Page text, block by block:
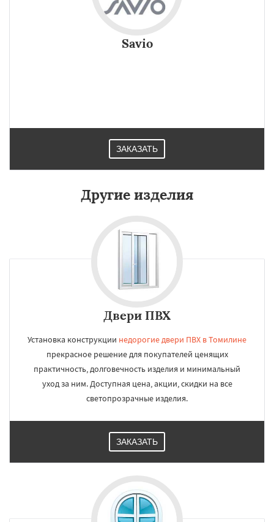
Savio
ЗАКАЗАТЬ
Другие изделия
Двери ПВХ
Установка конструкции недорогие двери ПВХ в Томилине
прекрасное решение для покупателей ценящих
практичность, долговечность изделия и минимальный
уход за ним. Доступная цена, акции, скидки на все
светопрозрачные изделия.
ЗАКАЗАТЬ